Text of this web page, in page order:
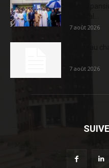
7 août 2026
7 août 2026